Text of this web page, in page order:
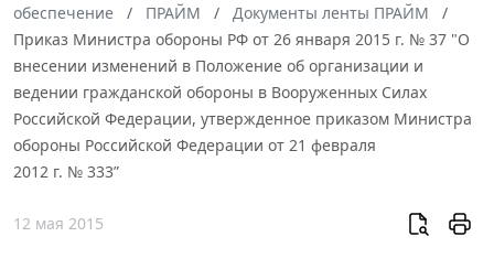
обеспечение
ПРАЙМ
Документы ленты ПРАЙМ
Приказ Министра обороны РФ от 26 января 2015 г. № 37 "О
внесении изменений в Положение об организации и
ведении гражданской обороны в Вооруженных Силах
Российской Федерации, утвержденное приказом Министра
обороны Российской Федерации от 21 февраля
2012 г. № 333”
12 мая 2015